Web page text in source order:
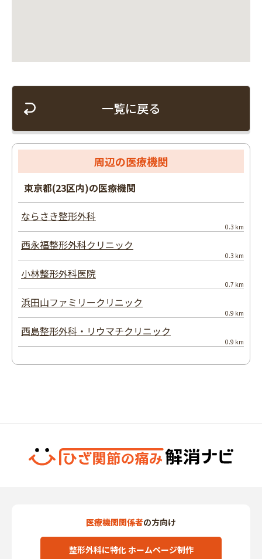
一覧に戻る
周辺の医療機関
東京都(23区内)の医療機関
ならさき整形外科
0.3 km
西永福整形外科クリニック
0.3 km
小林整形外科医院
0.7 km
浜田山ファミリークリニック
0.9 km
西島整形外科・リウマチクリニック
0.9 km
医療機関関係者の方向け
整形外科に特化 ホームページ制作